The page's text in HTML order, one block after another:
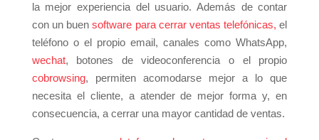
la mejor experiencia del usuario. Además de contar
con un buensoftware para cerrar ventas telefónicas, el
teléfono o el propio email, canales como WhatsApp,
wechat, botones de videoconferencia o el propio
cobrowsing, permiten acomodarse mejor a lo que
necesita el cliente, a atender de mejor forma y, en
consecuencia, a cerrar una mayor cantidad de ventas.